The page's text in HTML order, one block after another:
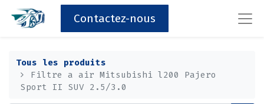
Contactez-nous
Tous les produits
Filtre a air Mitsubishi l200 Pajero
Sport II SUV 2.5/3.0